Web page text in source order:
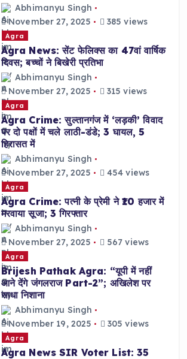
Abhimanyu Singh
November 27, 2025
385 views
Agra
Agra News: सेंट फेलिक्स का 47वां वार्षिक
दिवस; बच्चों ने बिखेरी प्रतिभा
Abhimanyu Singh
November 27, 2025
315 views
Agra
Agra Crime: सुल्तानगंज में ‘लड़की’ विवाद
पर दो पक्षों में चले लाठी-डंडे; 3 घायल, 5
हिरासत में
Abhimanyu Singh
November 27, 2025
454 views
Agra
Agra Crime: पत्नी के प्रेमी ने ₹10 हजार में
मरवाया सूजा; 3 गिरफ्तार
Abhimanyu Singh
November 27, 2025
567 views
Agra
Brijesh Pathak Agra: “यूपी में नहीं
आने देंगे जंगलराज Part-2”; अखिलेश पर
साधा निशाना
Abhimanyu Singh
November 19, 2025
305 views
Agra
Agra News SIR Voter List: 35